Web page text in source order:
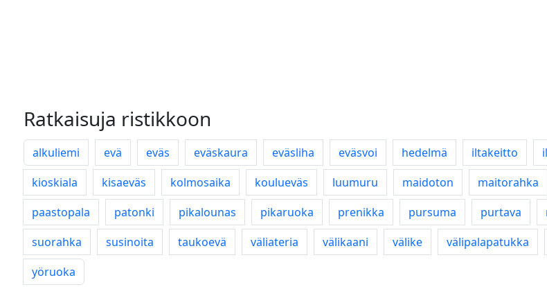
Ratkaisuja ristikkoon
alkuliemi evä eväs eväskaura eväsliha eväsvoi hedelmä iltakeitto
kioskiala
kisaeväs kolmosaika koulueväs luumuru maidoton maitorahka
paastopala
patonki pikalounas pikaruoka prenikka pursuma purtava
suorahka
susinoita taukoevä väliateria välikaani välike välipalapatukka
yöruoka